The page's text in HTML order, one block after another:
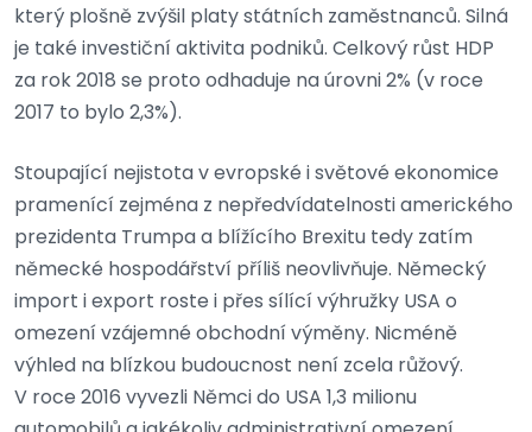
který plošně zvýšil platy státních zaměstnanců. Silná
je také investiční aktivita podniků. Celkový růst HDP
za rok 2018 se proto odhaduje na úrovni 2% (v roce
2017 to bylo 2,3%).
Stoupající nejistota v evropské i světové ekonomice
pramenící zejména z nepředvídatelnosti amerického
prezidenta Trumpa a blížícího Brexitu tedy zatím
německé hospodářství příliš neovlivňuje. Německý
import i export roste i přes sílící výhružky USA o
omezení vzájemné obchodní výměny. Nicméně
výhled na blízkou budoucnost není zcela růžový.
V roce 2016 vyvezli Němci do USA 1,3 milionu